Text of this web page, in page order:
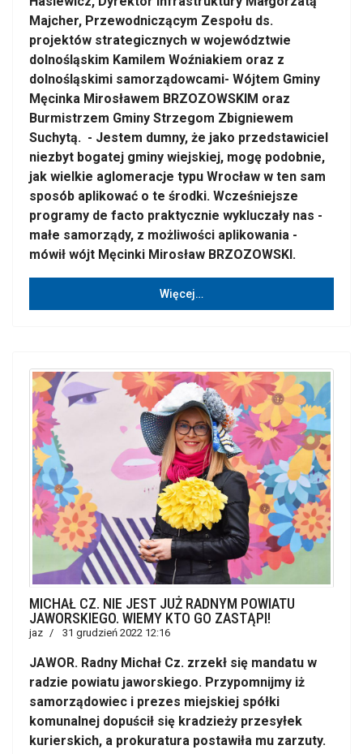
Majcher, Przewodniczącym Zespołu ds.
projektów strategicznych w województwie
dolnośląskim Kamilem Woźniakiem oraz z
dolnośląskimi samorządowcami- Wójtem Gminy
Męcinka Mirosławem BRZOZOWSKIM oraz
Burmistrzem Gminy Strzegom Zbigniewem
Suchytą. - Jestem dumny, że jako przedstawiciel
niezbyt bogatej gminy wiejskiej, mogę podobnie,
jak wielkie aglomeracje typu Wrocław w ten sam
sposób aplikować o te środki. Wcześniejsze
programy de facto praktycznie wykluczały nas -
małe samorządy, z możliwości aplikowania -
mówił wójt Męcinki Mirosław BRZOZOWSKI.
Więcej…
MICHAŁ CZ. NIE JEST JUŻ RADNYM POWIATU
JAWORSKIEGO. WIEMY KTO GO ZASTĄPI!
jaz 31 grudzień 2022 12:16
JAWOR. Radny Michał Cz. zrzekł się mandatu w
radzie powiatu jaworskiego. Przypomnijmy iż
samorządowiec i prezes miejskiej spółki
komunalnej dopuścił się kradzieży przesyłek
kurierskich, a prokuratura postawiła mu zarzuty.